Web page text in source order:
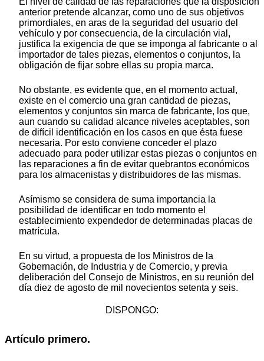
anterior pretende alcanzar, como uno de sus objetivos
primordiales, en aras de la seguridad del usuario del
vehículo y por consecuencia, de la circulación vial,
justifica la exigencia de que se imponga al fabricante o al
importador de tales piezas, elementos o conjuntos, la
obligación de fijar sobre ellas su propia marca.
No obstante, es evidente que, en el momento actual,
existe en el comercio una gran cantidad de piezas,
elementos y conjuntos sin marca de fabricante, los que,
aun cuando su calidad alcance niveles aceptables, son
de difícil identificación en los casos en que ésta fuese
necesaria. Por esto conviene conceder el plazo
adecuado para poder utilizar estas piezas o conjuntos en
las reparaciones a fin de evitar quebrantos económicos
para los almacenistas y distribuidores de las mismas.
Asímismo se considera de suma importancia la
posibilidad de identificar en todo momento el
establecimiento expendedor de determinadas placas de
matrícula.
En su virtud, a propuesta de los Ministros de la
Gobernación, de Industria y de Comercio, y previa
deliberación del Consejo de Ministros, en su reunión del
día diez de agosto de mil novecientos setenta y seis.
DISPONGO:
Artículo primero.